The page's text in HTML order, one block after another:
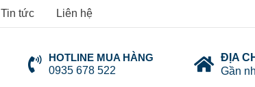
Tin tức Liên hệ
HOTLINE MUA HÀNG
0935 678 522
ĐỊA
Gần